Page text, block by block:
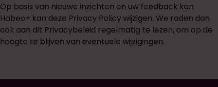
Op basis van nieuwe inzichten en uw feedback kan
Habeo+ kan deze Privacy Policy wijzigen. We raden dan
ook aan dit Privacybeleid regelmatig te lezen, om op de
hoogte te blijven van eventuele wijzigingen.